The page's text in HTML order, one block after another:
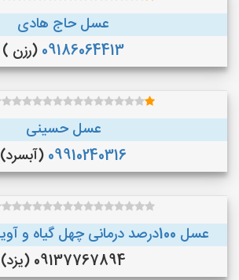
عسل حاج هادی
09186064413 (رزن )
عسل حسینی
09910240316 (آبسرد)
عسل 100درصد درمانی چهل گیاه و آویشن به ضمانت
09137767894 (یزد)